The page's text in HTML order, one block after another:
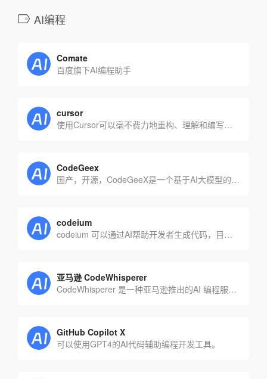
AI编程
Comate
百度旗下AI编程助手
cursor
使用Cursor可以毫不费力地重构、理解和编写代码。
CodeGeex
国产，开源，CodeGeeX是一个基于AI大模型的编程辅助工具，可以实现自动代码生成、代码翻译、自动编写注释等功能，支持20多种编程语言。
codeium
codeium 可以通过AI帮助开发者生成代码，目前已支持Visual Studio、JetBrains等多个常见IDE以及多个浏览器。
亚马逊 CodeWhisperer
CodeWhisperer 是一种亚马逊推出的AI 编程服务，个人用户免费使用
GitHub Copilot X
可以使用GPT4的AI代码辅助编程开发工具。